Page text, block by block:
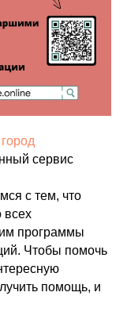
сервис
с тем, что
всех
программы
Чтобы помочь
помощь, и